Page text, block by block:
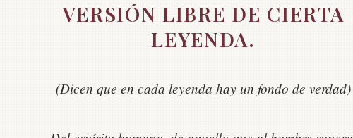
VERSIÓN LIBRE DE CIERTA
LEYENDA.
(Dicen que en cada leyenda hay un fondo de verdad)